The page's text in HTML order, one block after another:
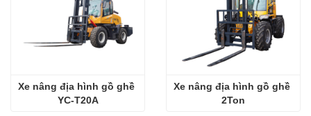
Xe nâng địa hình gồ ghề
YC-T20A
Xe nâng địa hình gồ ghề
2Ton